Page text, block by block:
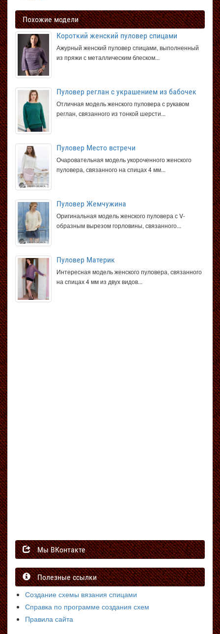
Похожие модели
Короткий женский пуловер спицами
Ажурный женский пуловер спицами, выполненный
из пряжи с металлическим блеском...
Пуловер реглан с украшением из бабочек
Отличная модель женского пуловера с рукавом
реглан, связанного из тонкой шерсти...
Пуловер Место встречи
Очаровательная модель укороченного женского
пуловера, связанного на спицах 4 мм...
Пуловер Жемчужина
Оригинальная модель женского пуловера с V-
образным вырезом горловины, связанного...
Пуловер Материк
Интересная модель женского пуловера, связанного
на спицах 4 мм из двух видов...
Мы ВКонтакте
Полезные ссылки
Создание схемы вязания спицами
Справка по программе создания схем
Правила сайта